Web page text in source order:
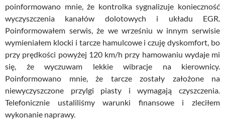
poinformowano mnie, że kontrolka sygnalizuje konieczność
wyczyszczenia kanałów dolotowych i układu EGR.
Poinformowałem serwis, że we wrześniu w innym serwisie
wymieniałem klocki i tarcze hamulcowe i czuję dyskomfort, bo
przy prędkości powyżej 120 km/h przy hamowaniu wydaje mi
się, że wyczuwam lekkie wibracje na kierownicy.
Poinformowano mnie, że tarcze zostały założone na
niewyczyszczone przylgi piasty i wymagają czyszczenia.
Telefonicznie ustaliliśmy warunki finansowe i zleciłem
wykonanie naprawy.